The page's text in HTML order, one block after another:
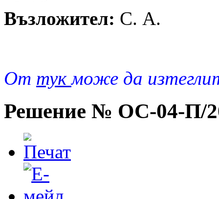
Възложител: С. А.
От тукможе да
Решение № ОС-04-П/